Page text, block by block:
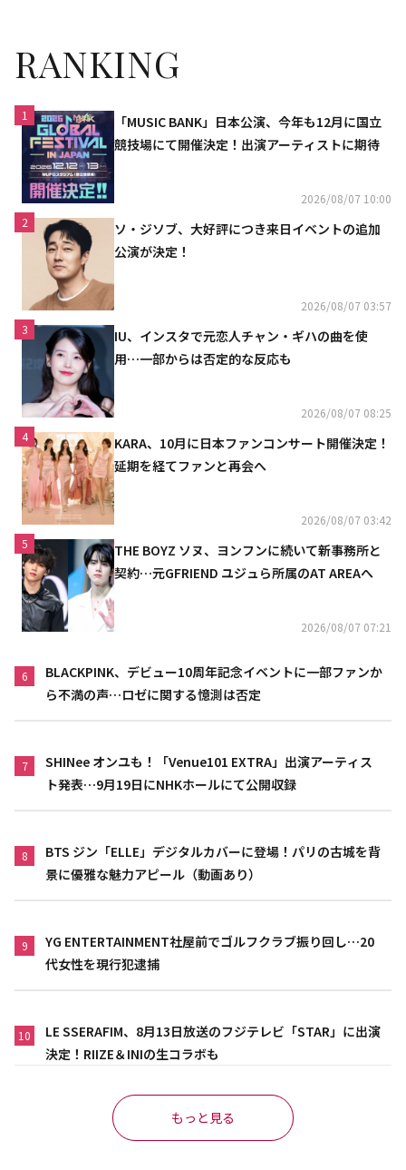
RANKING
1
「MUSIC BANK」日本公演、今年も12月に国立
競技場にて開催決定！出演アーティストに期待
2026/08/07 10:00
2
ソ・ジソブ、大好評につき来日イベントの追加
公演が決定！
2026/08/07 03:57
3
IU、インスタで元恋人チャン・ギハの曲を使
用…一部からは否定的な反応も
2026/08/07 08:25
4
KARA、10月に日本ファンコンサート開催決定！
延期を経てファンと再会へ
2026/08/07 03:42
5
THE BOYZ ソヌ、ヨンフンに続いて新事務所と
契約…元GFRIEND ユジュら所属のAT AREAへ
2026/08/07 07:21
6
BLACKPINK、デビュー10周年記念イベントに一部ファンか
ら不満の声…ロゼに関する憶測は否定
7
SHINee オンユも！「Venue101 EXTRA」出演アーティス
ト発表…9月19日にNHKホールにて公開収録
8
BTS ジン「ELLE」デジタルカバーに登場！パリの古城を背
景に優雅な魅力アピール（動画あり）
9
YG ENTERTAINMENT社屋前でゴルフクラブ振り回し…20
代女性を現行犯逮捕
10
LE SSERAFIM、8月13日放送のフジテレビ「STAR」に出演
決定！RIIZE＆INIの生コラボも
もっと見る